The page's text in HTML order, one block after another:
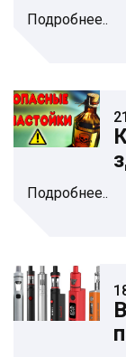
Подробнее..
Подробнее..